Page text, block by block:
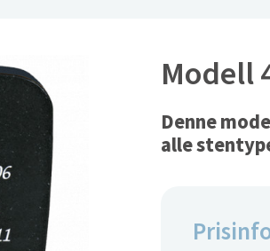
Modell
Denne
alle